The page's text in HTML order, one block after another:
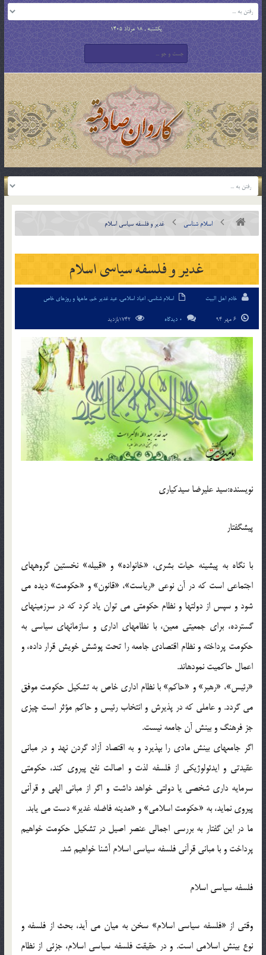
یکشنبه , 18 مرداد 1405
اسلام شناسی غدیر و فلسفه سیاسی اسلام
غدیر و فلسفه سیاسی اسلام
خادم اهل البیت اسلام شناسی, اعیاد اسلامی,عید غدیر خم, ماهها و روزهای خاص
0 دیدگاه
نويسنده:سید علیرضا سیدکیاری
پيشگفتار
با نگاه به پيشينه حيات بشرى، «خانواده‏» و «قبيله‏» نخستين گروههاى
اجتماعى است كه در آن نوعى «رياست‏»، «قانون‏» و «حكومت‏» ديده می
‏شود و سپس از دولتها و نظام حكومتى می ‏توان ياد كرد كه در سرزمينهاى
گسترده، براى جمعيتى معين، با نظامهاى ادارى و سازمانهاى سياسى به
حكومت پرداخته و نظام اقتصادى جامعه را تحت پوشش خويش قرار داده، و
اعمال حاكميت نموده‏اند.
«رئيس‏»، «رهبر» و «حاكم‏» با نظام ادارى خاص به تشكيل حكومت موفق
می ‏گردد. و عاملى كه در پذيرش و انتخاب رئيس و حاكم مؤثر است چيزى
جز فرهنگ و بينش آن جامعه نيست.
اگر جامعه‏اى بينش مادى را بپذيرد و به اقتصاد آزاد گردن نهد و در مبانى
عقيدتى و ايدئولوژيكى از فلسفه لذت و اصالت نفع پيروى كند، حكومتى
سرمايه ‏دارى شخصى يا دولتى خواهد داشت و اگر از مبانى الهى و قرآنى
پيروى نمايد، به «حكومت اسلامى‏» و «مدينه فاضله غدير» دست می ‏يابد.
ما در اين گفتار به بررسى اجمالى عنصر اصيل در تشكيل حكومت‏ خواهيم
پرداخت و با مبانى قرآنى فلسفه سياسى اسلام آشنا خواهيم شد.
فلسفه سياسى اسلام
وقتى از «فلسفه سياسى اسلام‏» سخن به ميان می ‏آيد، بحث از فلسفه و
نوع بينش اسلامى است. و در حقيقت فلسفه سياسى اسلام، جزئى از نظام